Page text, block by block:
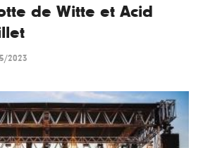
de Witte et Acid
2023